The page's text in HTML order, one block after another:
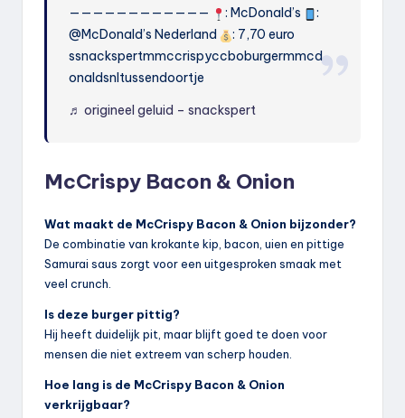
————————————
: McDonald’s
:
@McDonald’s Nederland
: 7,70 euro
ssnackspertmmccrispyccboburgermmcd
onaldsnltussendoortje
♬ origineel geluid – snackspert
McCrispy Bacon & Onion
Wat maakt de McCrispy Bacon & Onion bijzonder?
De combinatie van krokante kip, bacon, uien en pittige
Samurai saus zorgt voor een uitgesproken smaak met
veel crunch.
Is deze burger pittig?
Hij heeft duidelijk pit, maar blijft goed te doen voor
mensen die niet extreem van scherp houden.
Hoe lang is de McCrispy Bacon & Onion
verkrijgbaar?